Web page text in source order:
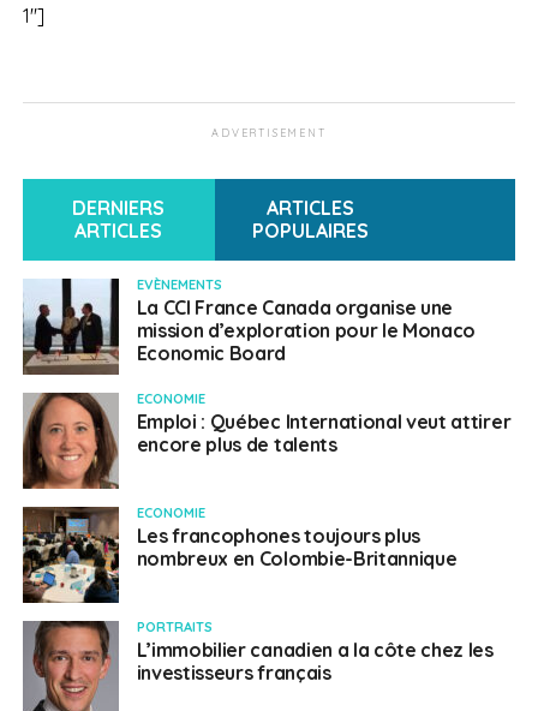
1″]
ADVERTISEMENT
DERNIERS
ARTICLES
ARTICLES
POPULAIRES
EVÈNEMENTS
La CCI France Canada organise une
mission d’exploration pour le Monaco
Economic Board
ECONOMIE
Emploi : Québec International veut attirer
encore plus de talents
ECONOMIE
Les francophones toujours plus
nombreux en Colombie-Britannique
PORTRAITS
L’immobilier canadien a la côte chez les
investisseurs français